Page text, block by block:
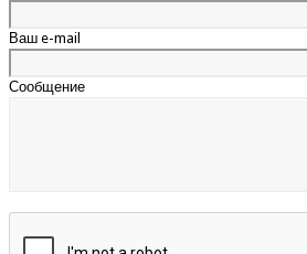
Ваш e-mail
Сообщение